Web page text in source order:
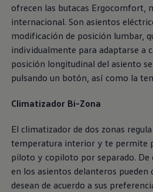
ofrecen las butacas Ergocomfort,
internacional. Son asientos
modificación de posición lumbar,
individualmente para adaptarse a
posición longitudinal del asiento
pulsando un botón, así como la
Climatizador Bi-Zona
El climatizador de dos zonas
temperatura interior y te permite
piloto y copiloto por separado. De
en los asientos delanteros pueden
desean de acuerdo a sus